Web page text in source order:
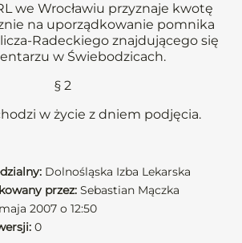
we Wrocławiu przyznaje kwotę
na uporządkowanie pomnika
Radeckiego znajdującego się
w Świebodzicach.
§ 2
w życie z dniem podjęcia.
Dolnośląska Izba Lekarska
przez: Sebastian Mączka
2007 o 12:50
0